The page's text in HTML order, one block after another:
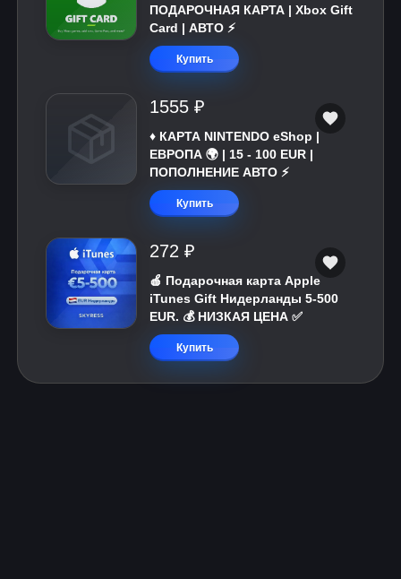
ПОДАРОЧНАЯ КАРТА | Xbox Gift
Card | АВТО ⚡
Купить
1555 ₽
♦️ КАРТА NINTENDO eShop |
ЕВРОПА 🌍 | 15 - 100 EUR |
ПОПОЛНЕНИЕ АВТО ⚡
Купить
272 ₽
🍎 Подарочная карта Apple
iTunes Gift Нидерланды 5-500
EUR. 💰 НИЗКАЯ ЦЕНА ✅
Купить